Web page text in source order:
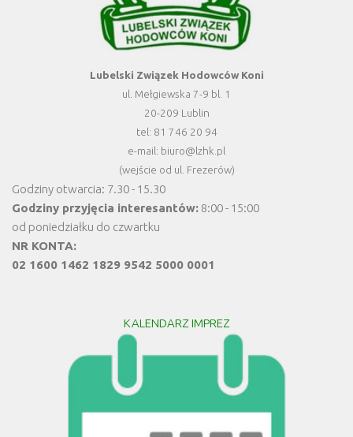
Lubelski Związek Hodowców Koni
ul. Mełgiewska 7-9 bl. 1
20-209 Lublin
tel: 81 746 20 94
e-mail: biuro@lzhk.pl
(wejście od ul. Frezerów)
Godziny otwarcia: 7.30 - 15.30
Godziny przyjęcia interesantów: 8:00 - 15:00
od poniedziałku do czwartku
NR KONTA:
02 1600 1462 1829 9542 5000 0001
KALENDARZ IMPREZ